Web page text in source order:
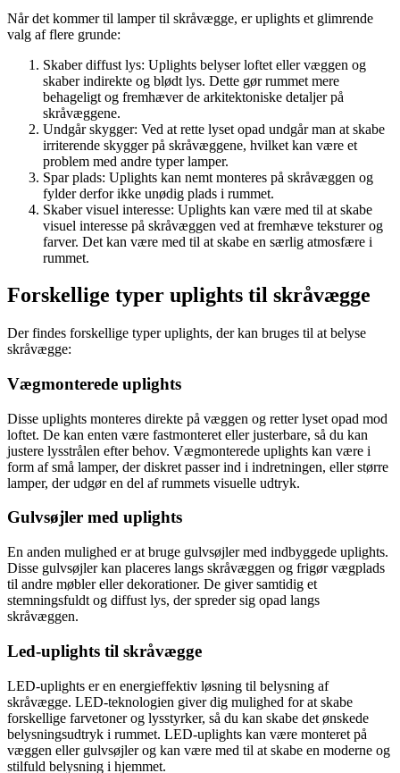
Når det kommer til lamper til skråvægge, er uplights et glimrende
valg af flere grunde:
Skaber diffust lys: Uplights belyser loftet eller væggen og
skaber indirekte og blødt lys. Dette gør rummet mere
behageligt og fremhæver de arkitektoniske detaljer på
skråvæggene.
Undgår skygger: Ved at rette lyset opad undgår man at skabe
irriterende skygger på skråvæggene, hvilket kan være et
problem med andre typer lamper.
Spar plads: Uplights kan nemt monteres på skråvæggen og
fylder derfor ikke unødig plads i rummet.
Skaber visuel interesse: Uplights kan være med til at skabe
visuel interesse på skråvæggen ved at fremhæve teksturer og
farver. Det kan være med til at skabe en særlig atmosfære i
rummet.
Forskellige typer uplights til skråvægge
Der findes forskellige typer uplights, der kan bruges til at belyse
skråvægge:
Vægmonterede uplights
Disse uplights monteres direkte på væggen og retter lyset opad mod
loftet. De kan enten være fastmonteret eller justerbare, så du kan
justere lysstrålen efter behov. Vægmonterede uplights kan være i
form af små lamper, der diskret passer ind i indretningen, eller større
lamper, der udgør en del af rummets visuelle udtryk.
Gulvsøjler med uplights
En anden mulighed er at bruge gulvsøjler med indbyggede uplights.
Disse gulvsøjler kan placeres langs skråvæggen og frigør vægplads
til andre møbler eller dekorationer. De giver samtidig et
stemningsfuldt og diffust lys, der spreder sig opad langs
skråvæggen.
Led-uplights til skråvægge
LED-uplights er en energieffektiv løsning til belysning af
skråvægge. LED-teknologien giver dig mulighed for at skabe
forskellige farvetoner og lysstyrker, så du kan skabe det ønskede
belysningsudtryk i rummet. LED-uplights kan være monteret på
væggen eller gulvsøjler og kan være med til at skabe en moderne og
stilfuld belysning i hjemmet.